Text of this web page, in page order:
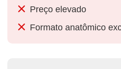
Preço elevado
Formato anatômico